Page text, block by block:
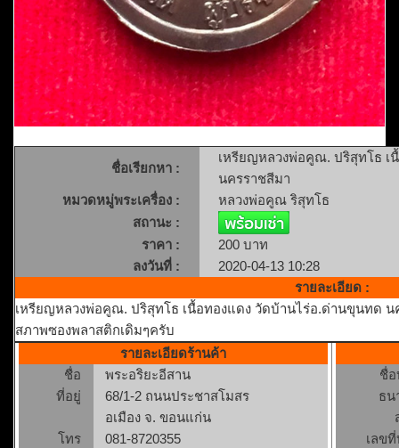
ชื่อเรียกหา :
เหรียญหลวงพ่อคูณ. ปริสุทโธ เ
นครราชสีมา
หมวดหมู่พระเครื่อง :
หลวงพ่อคูณ ริสุทโธ
สถานะ :
ราคา :
200 บาท
ลงวันที่ :
2020-04-13 10:28
รายละเอียด :
เหรียญหลวงพ่อคูณ. ปริสุทโธ เนื้อทองแดง วัดบ้านไร่อ.ด่านขุนทด
สภาพซองพลาสติกเดิมๆครับ
รายละเอียดร้านค้า
ชื่อ
พระอริยะอีสาน
ที่อยู่
68/1-2 ถนนประชาสโมสร
อเมือง จ. ขอนแก่น
โทร
081-8720355
ชื่
ธน
เลข